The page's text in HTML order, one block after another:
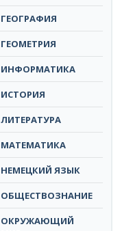
ГЕОГРАФИЯ
ГЕОМЕТРИЯ
ИНФОРМАТИКА
ИСТОРИЯ
ЛИТЕРАТУРА
МАТЕМАТИКА
НЕМЕЦКИЙ ЯЗЫК
ОБЩЕСТВОЗНАНИЕ
ОКРУЖАЮЩИЙ